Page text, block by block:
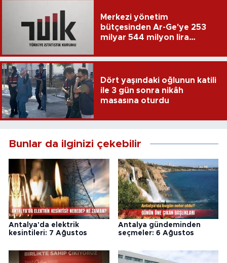
Merkezi yönetim
bütçesinden Ar-Ge'ye 253
milyar 544 milyon lira
Dört yaşındaki oğlunun katili
ile 3 gün sonra nikâh
masasına oturdu
Bunlar da ilginizi çekebilir
Antalya'da elektrik
kesintileri: 7 Ağustos
Antalya gündeminden
seçmeler: 6 Ağustos